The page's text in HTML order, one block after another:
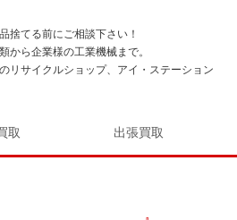
捨てる前にご相談下さい！
から企業様の工業機械まで。
リサイクルショップ、アイ・ステーション
取 出張買取